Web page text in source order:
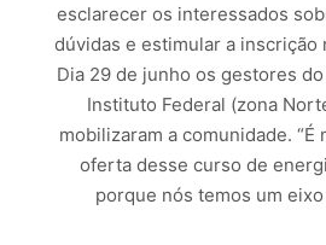
esclarecer os interessados
dúvidas e estimular a inscrição
Dia 29 de junho os gestores
Instituto Federal (zona
mobilizaram a comunidade.
oferta desse curso de
porque nós temos um